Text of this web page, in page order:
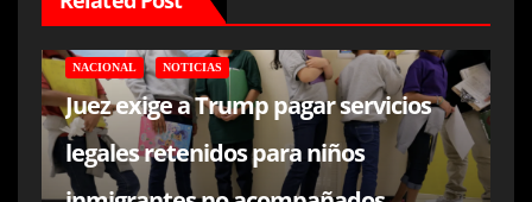
NACIONAL NOTICIAS
Juez exige a Trump pagar servicios
legales retenidos para niños